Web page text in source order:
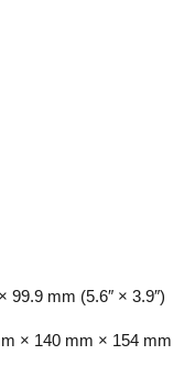
mm (5.6″ × 3.9″)
× 140 mm × 154 mm